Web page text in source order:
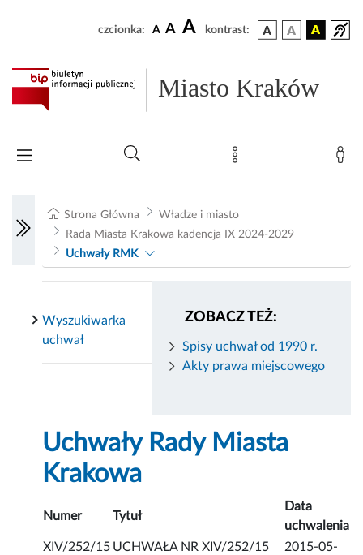
czcionka: A A A kontrast:
Miasto Kraków
Strona Główna
Władze i miasto
Rada Miasta Krakowa kadencja IX 2024-2029
Uchwały RMK
ZOBACZ TEŻ:
Spisy uchwał od 1990 r.
Akty prawa miejscowego
Wyszukiwarka
uchwał
Uchwały Rady Miasta
Krakowa
Numer Tytuł
Data
uchwalenia
XIV/252/15 UCHWAŁA NR XIV/252/15
2015-05-